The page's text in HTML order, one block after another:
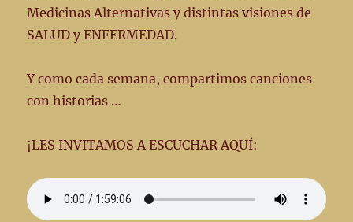
Medicinas Alternativas y distintas visiones de
SALUD y ENFERMEDAD.
Y como cada semana, compartimos canciones
con historias …
¡LES INVITAMOS A ESCUCHAR AQUÍ: